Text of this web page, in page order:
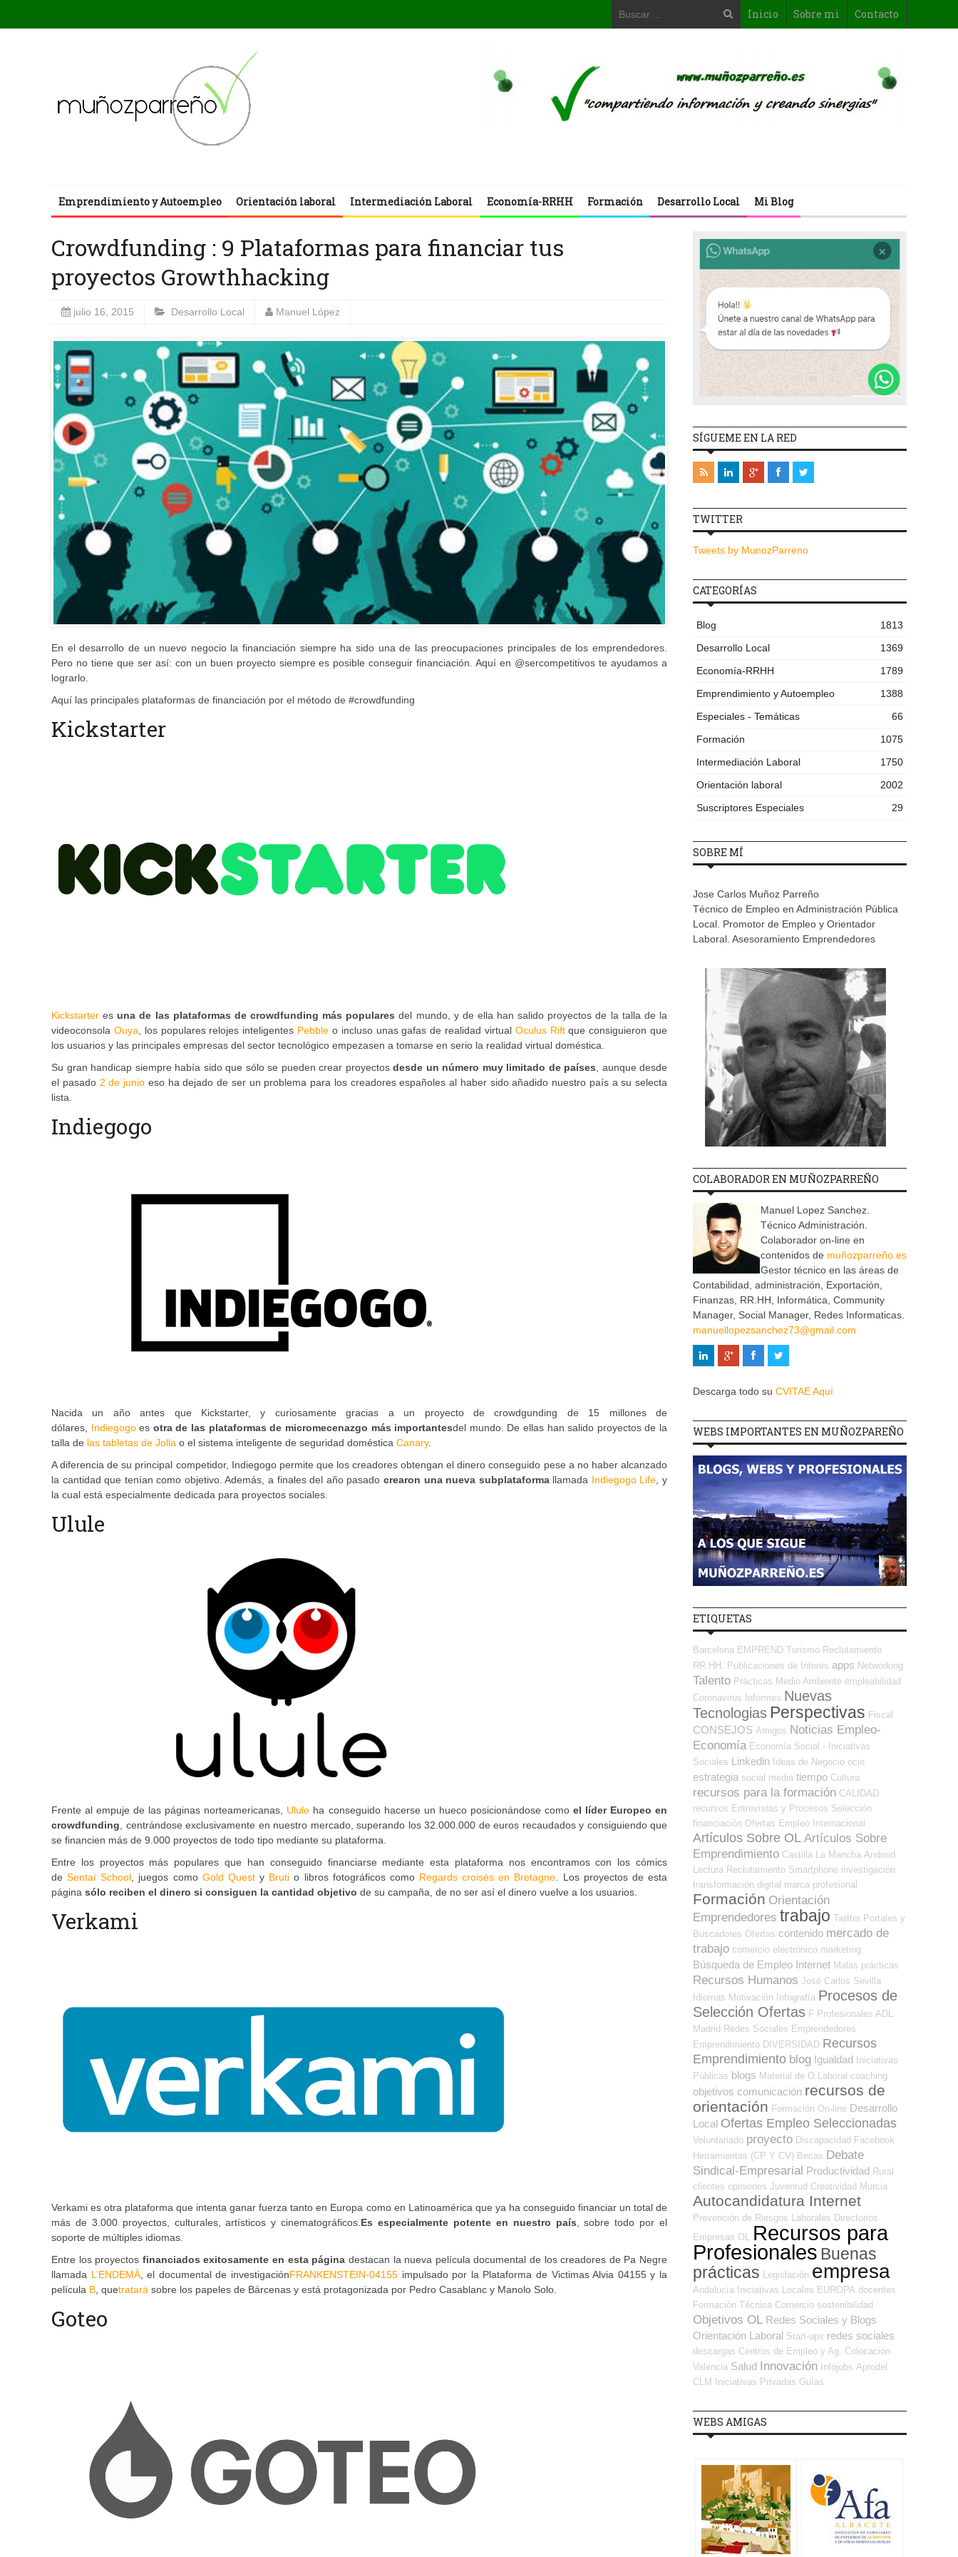
Inicio Sobre mi Contacto
Emprendimiento y Autoempleo Orientación laboral Intermediación Laboral Economía-RRHH Formación Desarrollo Local Mi Blog
Crowdfunding : 9 Plataformas para financiar tus
proyectos Growthhacking
julio 16, 2015 Desarrollo Local Manuel López
En el desarrollo de un nuevo negocio la financiación siempre ha sido una de las preocupaciones principales de los emprendedores.
Pero no tiene que ser así: con un buen proyecto siempre es posible conseguir financiación. Aquí en @sercompetitivos te ayudamos a
lograrlo.
Aquí las principales plataformas de financiación por el método de #crowdfunding
Kickstarter
Kickstarter esuna de las plataformas de crowdfunding más populares del mundo, y de ella han salido proyectos de la talla de la
videoconsola Ouya, los populares relojes inteligentes Pebble o incluso unas gafas de realidad virtual Oculus Riftque consiguieron que
los usuarios y las principales empresas del sector tecnológico empezasen a tomarse en serio la realidad virtual doméstica.
Su gran handicap siempre había sido que sólo se pueden crear proyectos desde un número muy limitado de países, aunque desde
el pasado 2 de junio eso ha dejado de ser un problema para los creadores españoles al haber sido añadido nuestro país a su selecta
lista.
Indiegogo
Nacida un año antes que Kickstarter, y curiosamente gracias a un proyecto de crowdgunding de 15 millones de
dólares, Indiegogoes otra de las plataformas de micromecenazgo más importantesdel mundo. De ellas han salido proyectos de la
talla de las tabletas de Jolla o el sistema inteligente de seguridad doméstica Canary.
A diferencia de su principal competidor, Indiegogo permite que los creadores obtengan el dinero conseguido pese a no haber alcanzado
la cantidad que tenían como objetivo. Además, a finales del año pasado crearon una nueva subplataformallamada Indiegogo Life, y
la cual está especialmente dedicada para proyectos sociales.
Ulule
Frente al empuje de las páginas norteamericanas, Ulule ha conseguido hacerse un hueco posicionándose como el líder Europeo en
crowdfunding, centrándose exclusivamente en nuestro mercado, superando los 32.000.000 de euros recaudados y consiguiendo que
se financien más de 9.000 proyectos de todo tipo mediante su plataforma.
Entre los proyectos más populares que han conseguido financiarse mediante esta plataforma nos encontramos con los cómics
deSentaï School, juegos como Gold Questy Bruti o libros fotográficos como Regards croisés en Bretagne. Los proyectos de esta
página sólo reciben el dinero si consiguen la cantidad objetivo de su campaña, de no ser así el dinero vuelve a los usuarios.
Verkami
Verkami es otra plataforma que intenta ganar fuerza tanto en Europa como en Latinoamérica que ya ha conseguido financiar un total de
más de 3.000 proyectos, culturales, artísticos y cinematográficos.Es especialmente potente en nuestro país, sobre todo por el
soporte de múltiples idiomas.
Entre los proyectos financiados exitosamente en esta página destacan la nueva película documental de los creadores de Pa Negre
llamada L’ENDEMÀ, el documental de investigaciónFRANKENSTEIN-04155 impulsado por la Plataforma de Victimas Alvia 04155 y la
película B, quetratará sobre los papeles de Bárcenas y está protagonizada por Pedro Casablanc y Manolo Solo.
Goteo
SÍGUEME EN LA RED
TWITTER
Tweets by MunozParreno
CATEGORÍAS
Blog
1813
Desarrollo Local
1369
Economía-RRHH
1789
Emprendimiento y Autoempleo
1388
Especiales - Temáticas
66
Formación
1075
Intermediación Laboral
1750
Orientación laboral
2002
Suscriptores Especiales
29
SOBRE MÍ
Jose Carlos Muñoz Parreño
Técnico de Empleo en Administración Pública
Local. Promotor de Empleo y Orientador
Laboral. Asesoramiento Emprendedores
COLABORADOR EN MUÑOZPARREÑO
Manuel Lopez Sanchez.
Técnico Administración.
Colaborador on-line en
contenidos de muñozparreño.es
Gestor técnico en las áreas de
Contabilidad, administración, Exportación,
Finanzas, RR.HH, Informática, Community
Manager, Social Manager, Redes Informaticas.
manuellopezsanchez73@gmail.com
Descarga todo su CVITAE Aquí
WEBS IMPORTANTES EN MUÑOZPAREÑO
ETIQUETAS
Barcelona EMPREND Turismo Reclutamiento
RR.HH.
Publicaciones de Interés apps Networking
Talento Prácticas Medio Ambiente empleabilidad
Coronavirus
Informes Nuevas
Tecnologias Perspectivas Fiscal
CONSEJOS Amigos Noticias Empleo-
Economía Economía Social - Iniciativas
Sociales Linkedin Ideas de Negocio ocio
estrategia social media tiempo Cultura
recursos para la formación CALIDAD
recursos Entrevistas y Procesos Selección
financiación Ofertas Empleo Internacional
Artículos Sobre OL Artículos Sobre
Emprendimiento Castilla La Mancha Android
Lectura Reclutamiento Smartphone investigación
transformación digital marca profesional
Formación Orientación
Emprendedores trabajo Twitter Portales y
Buscadores Ofertas contenido mercado de
trabajo comercio electrónico marketing
Búsqueda de Empleo Internet Malas prácticas
Recursos Humanos José Carlos Sevilla
Idiomas Motivación Infografía Procesos de
Selección Ofertas F Profesionales ADL
Madrid Redes Sociales Emprendedores
Emprendimiento DIVERSIDAD Recursos
Emprendimiento blog Igualdad Iniciativas
Públicas blogs Material de O.Laboral coaching
objetivos comunicación recursos de
orientación Formación On-line Desarrollo
Local Ofertas Empleo Seleccionadas
Voluntariado proyecto Discapacidad Facebook
Herramientas (CP Y CV) Becas Debate
Sindical-Empresarial Productividad Rural
clientes opiniones Juventud Creatividad Murcia
Autocandidatura Internet
Prevención de Riesgos Laborales Directorios
Empresas OL
Recursos para
Profesionales Buenas
prácticas
Legislación empresa
Andalucía Iniciativas Locales EUROPA docentes
Formación Técnica Comercio sostenibilidad
Objetivos OL Redes Sociales y Blogs
Orientación Laboral Start-ups redes sociales
descargas Centros de Empleo y Ag. Colocación
Valencia Salud Innovación Infojobs Aprodel
CLM
Iniciativas Privadas Guías
WEBS AMIGAS